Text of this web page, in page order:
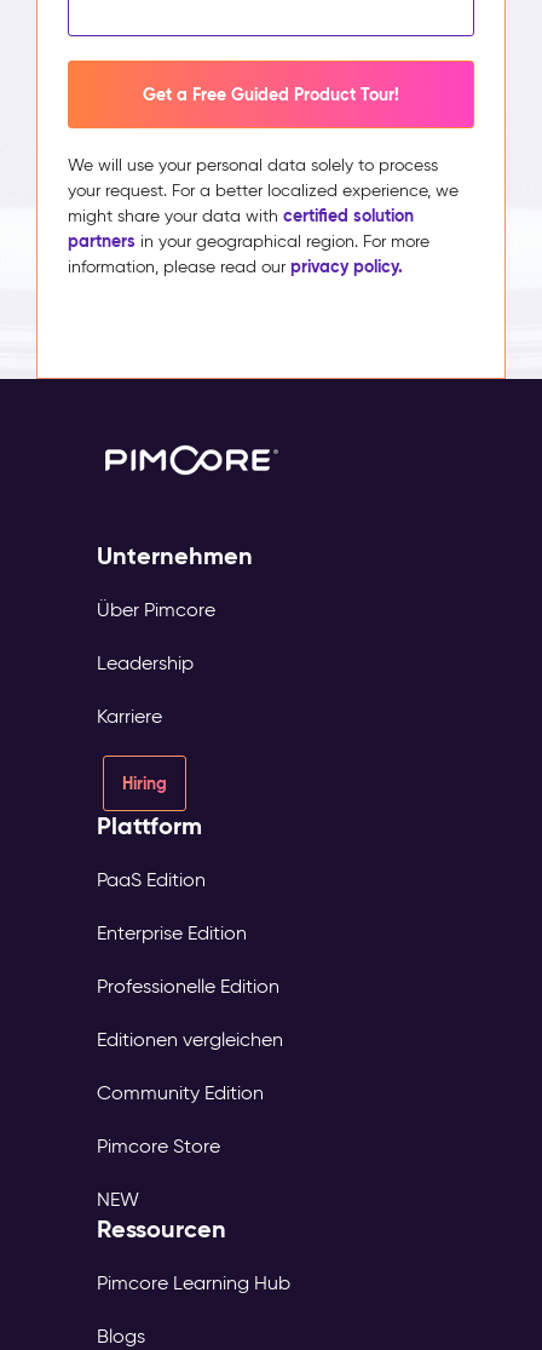
Get a Free Guided Product Tour!
We will use your personal data solely to process
your request. For a better localized experience, we
might share your data with certified solution
partners in your geographical region. For more
information, please read our privacy policy.
Unternehmen
Über Pimcore
Leadership
Karriere
Hiring
Plattform
PaaS Edition
Enterprise Edition
Professionelle Edition
Editionen vergleichen
Community Edition
Pimcore Store
NEW
Ressourcen
Pimcore Learning Hub
Blogs